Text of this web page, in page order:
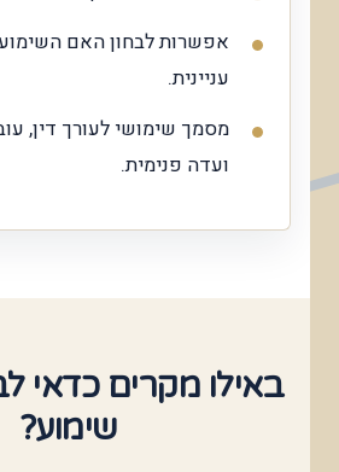
אפשרות לבחון האם
עניינית.
מסמך שימושי לעורך דין,
ועדה פנימית.
באילו מקרים כדאי
שימוע?